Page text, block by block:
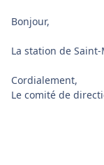
Bonjour,
La station de
Cordialement,
Le comité de